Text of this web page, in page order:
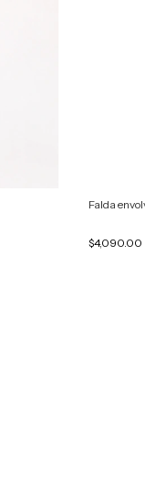
Falda
$4,090.00